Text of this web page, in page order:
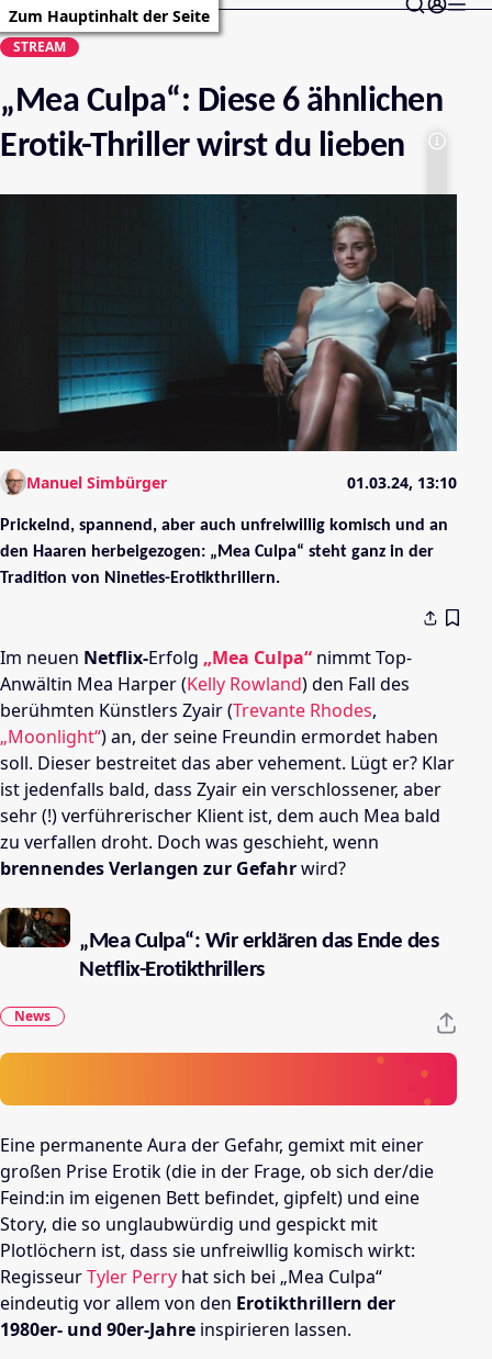
Zum Hauptinhalt der Seite
STREAM
„Mea Culpa“: Diese 6 ähnlichen
Erotik-Thriller wirst du lieben
Manuel Simbürger 01.03.24, 13:10
Prickelnd, spannend, aber auch unfreiwillig komisch und an
den Haaren herbeigezogen: „Mea Culpa“ steht ganz in der
Tradition von Nineties-Erotikthrillern.
Im neuen Netflix-Erfolg „Mea Culpa“ nimmt Top-
Anwältin Mea Harper (Kelly Rowland) den Fall des
berühmten Künstlers Zyair (Trevante Rhodes,
„Moonlight“) an, der seine Freundin ermordet haben
soll. Dieser bestreitet das aber vehement. Lügt er? Klar
ist jedenfalls bald, dass Zyair ein verschlossener, aber
sehr (!) verführerischer Klient ist, dem auch Mea bald
zu verfallen droht. Doch was geschieht, wenn
brennendes Verlangen zur Gefahrwird?
„Mea Culpa“: Wir erklären das Ende des
Netflix-Erotikthrillers
News
Eine permanente Aura der Gefahr, gemixt mit einer
großen Prise Erotik (die in der Frage, ob sich der/die
Feind:in im eigenen Bett befindet, gipfelt) und eine
Story, die so unglaubwürdig und gespickt mit
Plotlöchern ist, dass sie unfreiwllig komisch wirkt:
RegisseurTyler Perry hat sich bei „Mea Culpa“
eindeutig vor allem von den Erotikthrillern der
1980er- und 90er-Jahre inspirieren lassen.